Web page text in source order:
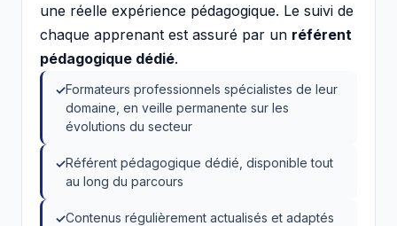
une réelle expérience pédagogique. Le suivi de
chaque apprenant est assuré par un référent
pédagogique dédié.
Formateurs professionnels spécialistes de leur
domaine, en veille permanente sur les
évolutions du secteur
Référent pédagogique dédié, disponible tout
au long du parcours
Contenus régulièrement actualisés et adaptés